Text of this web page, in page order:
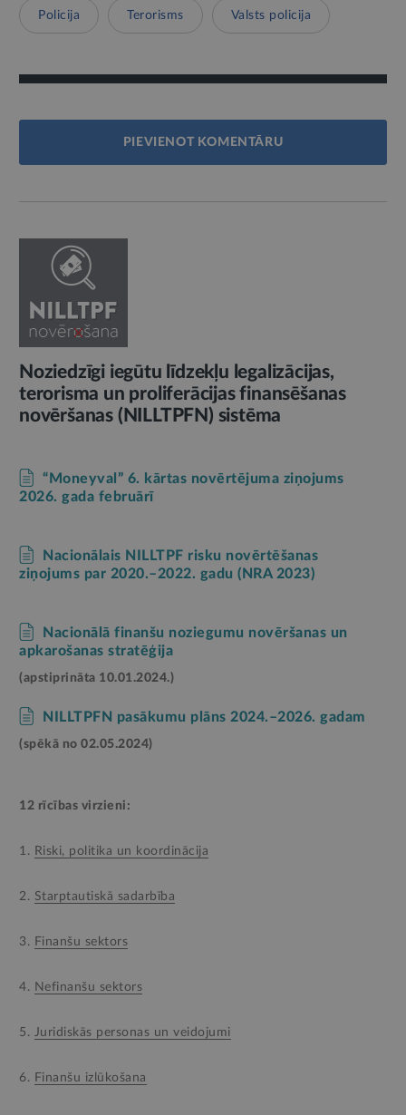
Policija Terorisms Valsts policija
PIEVIENOT KOMENTĀRU
Noziedzīgi iegūtu līdzekļu legalizācijas,
terorisma un proliferācijas finansēšanas
novēršanas (NILLTPFN) sistēma
“Moneyval” 6. kārtas novērtējuma ziņojums
2026. gada februārī
Nacionālais NILLTPF risku novērtēšanas
ziņojums par 2020.–2022. gadu (NRA 2023)
Nacionālā finanšu noziegumu novēršanas un
apkarošanas stratēģija
(apstiprināta 10.01.2024.)
NILLTPFN pasākumu plāns 2024.–2026. gadam
(spēkā no 02.05.2024)
12 rīcības virzieni:
1. Riski, politika un koordinācija
2. Starptautiskā sadarbība
3. Finanšu sektors
4. Nefinanšu sektors
5. Juridiskās personas un veidojumi
6. Finanšu izlūkošana